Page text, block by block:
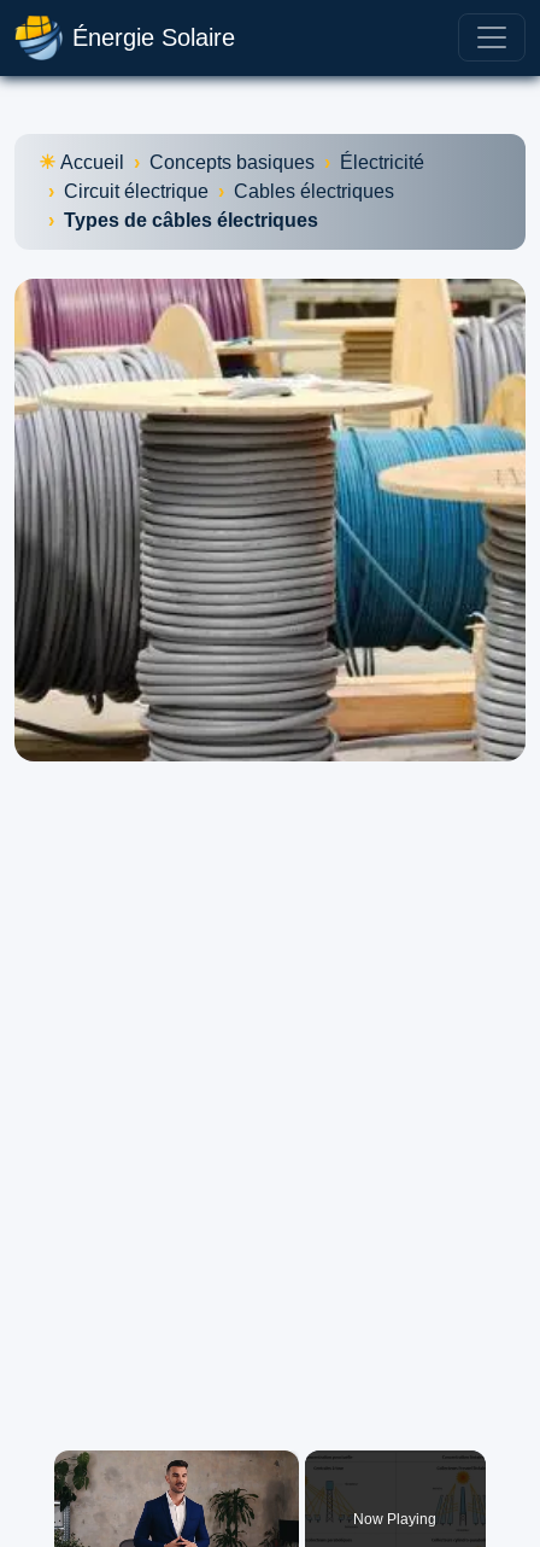
Énergie Solaire
Accueil Concepts basiques
Électricité
Circuit électrique
Cables électriques
Types de câbles électriques
×
Now Playing